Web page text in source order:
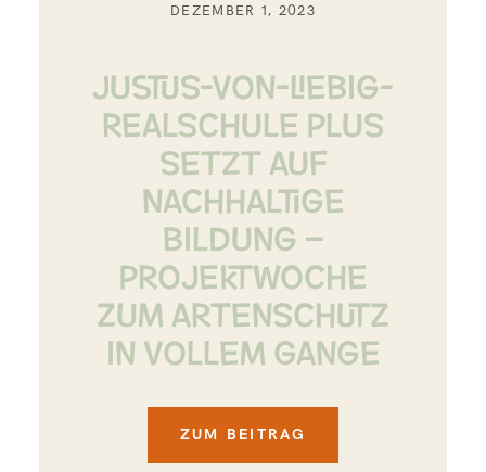
DEZEMBER 1, 2023
JUSTUS-VON-LIEBIG-
REALSCHULE PLUS
SETZT AUF
NACHHALTIGE
BILDUNG –
PROJEKTWOCHE
ZUM ARTENSCHUTZ
IN VOLLEM GANGE
ZUM BEITRAG